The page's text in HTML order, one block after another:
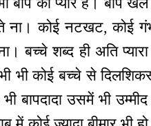
कोई नटखट, कोई
बच्चे शब्द ही अति
भी कोई बच्चे से
बापदादा उसमें भी